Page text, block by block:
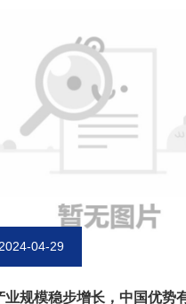
镉电池可在-30℃-50℃的温度范围之间
在35℃以下保存。6、充电状态或是
放电状态能使容量较早回复并更易被
：http://www.xinxiangboyan.com。
04-29
业规模稳步增长，中国优势